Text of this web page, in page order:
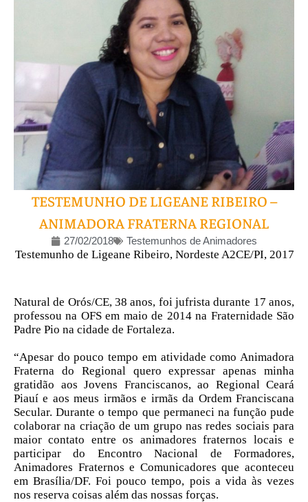
TESTEMUNHO DE LIGEANE RIBEIRO –
ANIMADORA FRATERNA REGIONAL
27/02/2018 Testemunhos de Animadores
Testemunho de Ligeane Ribeiro, Nordeste A2CE/PI, 2017
Natural de Orós/CE, 38 anos, foi jufrista durante 17 anos,
professou na OFS em maio de 2014 na Fraternidade São
Padre Pio na cidade de Fortaleza.
“Apesar do pouco tempo em atividade como Animadora
Fraterna do Regional quero expressar apenas minha
gratidão aos Jovens Franciscanos, ao Regional Ceará
Piauí e aos meus irmãos e irmãs da Ordem Franciscana
Secular. Durante o tempo que permaneci na função pude
colaborar na criação de um grupo nas redes sociais para
maior contato entre os animadores fraternos locais e
participar do Encontro Nacional de Formadores,
Animadores Fraternos e Comunicadores que aconteceu
em Brasília/DF. Foi pouco tempo, pois a vida às vezes
nos reserva coisas além das nossas forças.